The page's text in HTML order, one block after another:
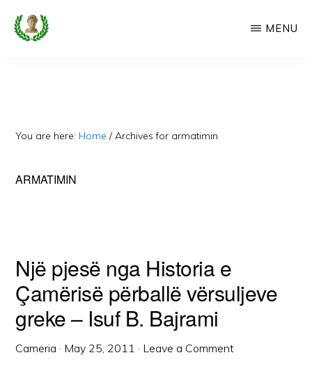
Skip
Faqe
Dedikuar
MENU
You are here: Home / Archives for armatimin
ARMATIMIN
Një pjesë nga Historia e
Çamërisë përballë vërsuljeve
greke – Isuf B. Bajrami
Cameria · May 25, 2011 · Leave a Comment